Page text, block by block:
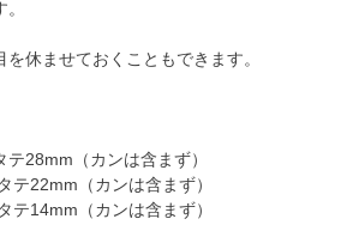
休ませておくこともできます。
28mm（カンは含まず）
（カンは含まず）
（カンは含まず）